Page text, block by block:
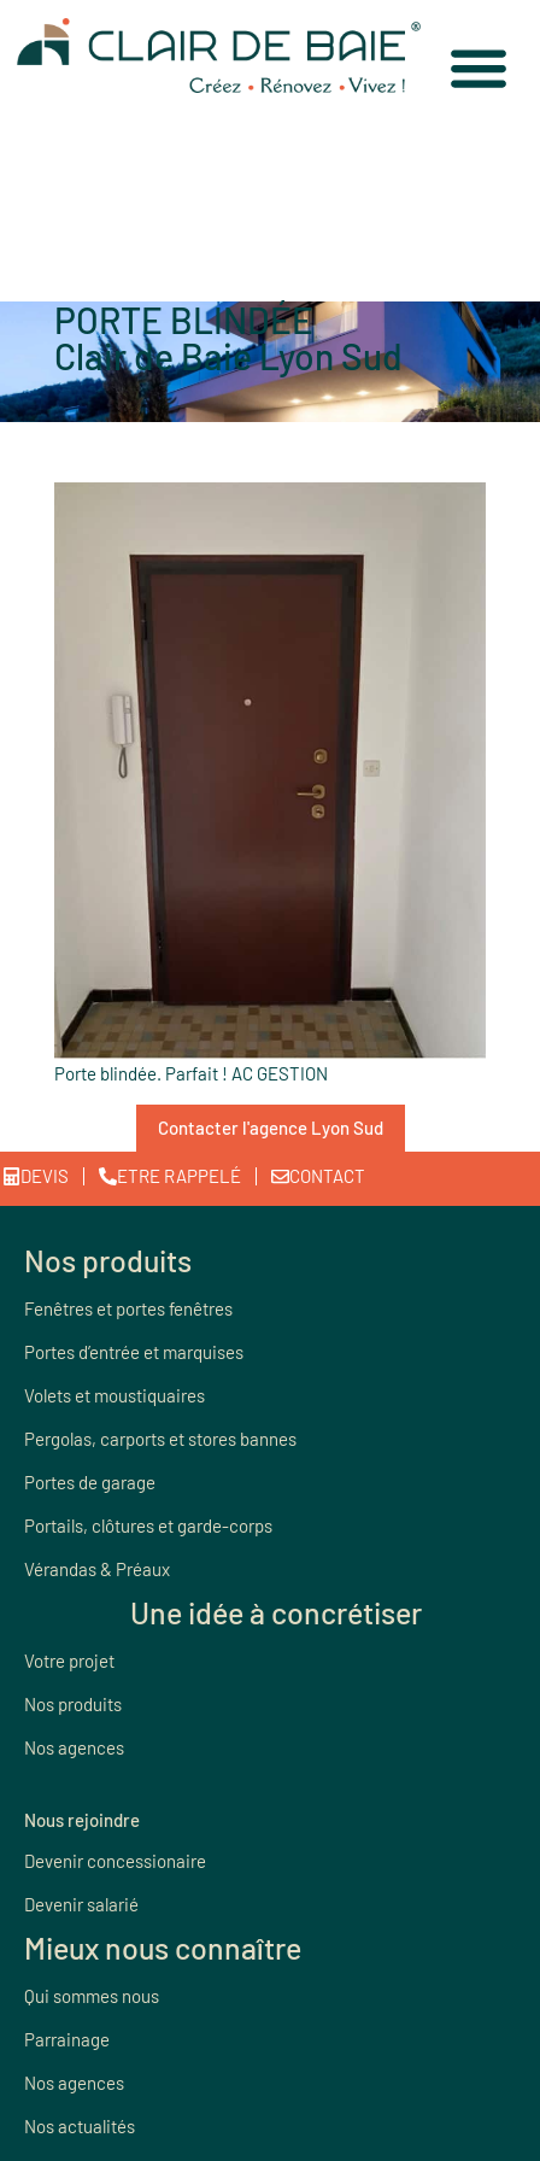
PORTE BLINDÉE
Clair de Baie Lyon Sud
Porte blindée. Parfait ! AC GESTION
Contacter l'agence Lyon Sud
DEVIS ETRE RAPPELÉ CONTACT
Nos produits
Fenêtres et portes fenêtres
Portes d’entrée et marquises
Volets et moustiquaires
Pergolas, carports et stores bannes
Portes de garage
Portails, clôtures et garde-corps
Vérandas & Préaux
Une idée à concrétiser
Votre projet
Nos produits
Nos agences
Nous rejoindre
Devenir concessionaire
Devenir salarié
Mieux nous connaître
Qui sommes nous
Parrainage
Nos agences
Nos actualités